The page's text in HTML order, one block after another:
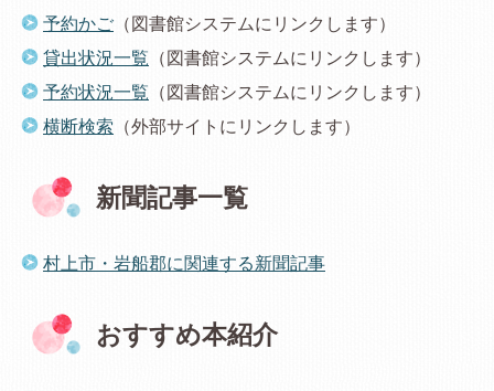
予約かご （図書館システムにリンクします）
貸出状況一覧 （図書館システムにリンクします）
予約状況一覧 （図書館システムにリンクします）
横断検索 （外部サイトにリンクします）
新聞記事一覧
村上市・岩船郡に関連する新聞記事
おすすめ本紹介